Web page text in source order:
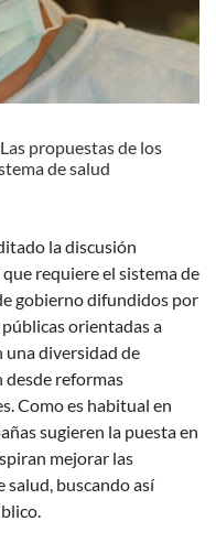
propuestas de los
de salud
la discusión
requiere el sistema de
gobierno difundidos por
orientadas a
una diversidad de
desde reformas
Como es habitual en
sugieren la puesta en
mejorar las
salud, buscando así